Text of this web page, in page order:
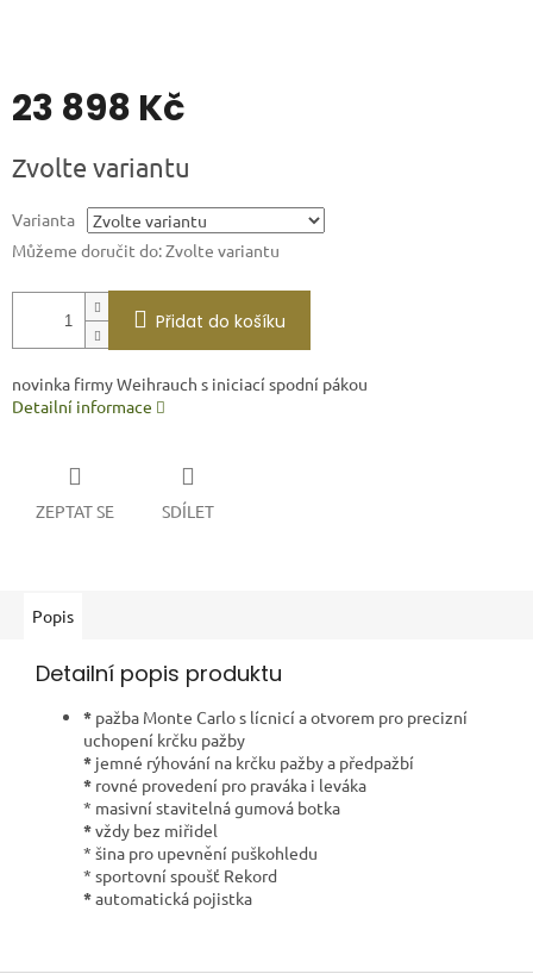
23 898 Kč
cena:
Zvolte variantu
Varianta
Můžeme doručit do:Zvolte variantu
Přidat do košíku
novinka firmy Weihrauch s iniciací spodní pákou
Detailní informace
ZEPTAT SE SDÍLET
Popis
Detailní popis produktu
* pažba Monte Carlo s lícnicí a otvorem pro precizní
uchopení krčku pažby
* jemné rýhování na krčku pažby a předpažbí
* rovné provedení pro praváka i leváka
* masivní stavitelná gumová botka
*vždy bez miřidel
* šina pro upevnění puškohledu
* sportovní spoušť Rekord
*automatická pojistka